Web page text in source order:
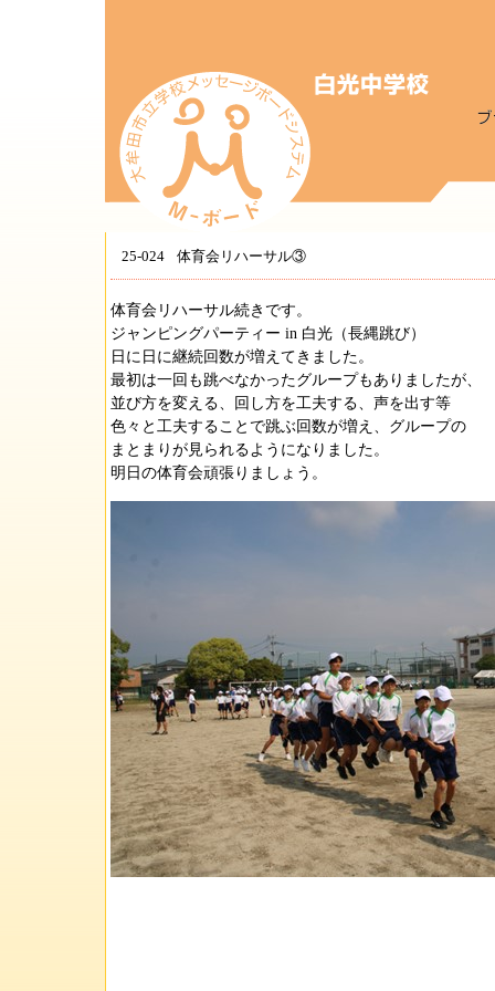
25-024 体育会リハーサル③
体育会リハーサル続きです。
ジャンピングパーティー in 白光（長縄跳び）
日に日に継続回数が増えてきました。
最初は一回も跳べなかったグループもありましたが、
並び方を変える、回し方を工夫する、声を出す等
色々と工夫することで跳ぶ回数が増え、グループの
まとまりが見られるようになりました。
明日の体育会頑張りましょう。